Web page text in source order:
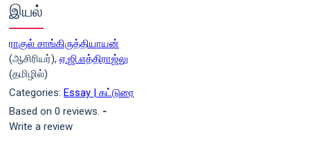
இயல்
ராகுல் சாங்கிருத்தியாயன்
(ஆசிரியர்), ஏ.ஜி.எத்திராஜ்லு
(தமிழில்)
Categories: Essay | கட்டுரை
Based on 0 reviews. -
Write a review